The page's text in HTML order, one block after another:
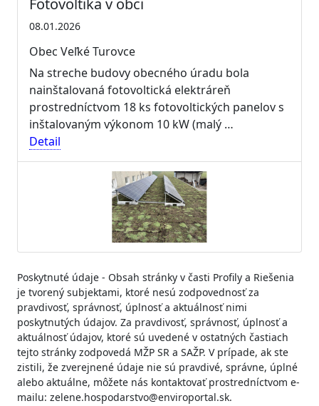
Fotovoltika v obci
08.01.2026
Obec Veľké Turovce
Na streche budovy obecného úradu bola
nainštalovaná fotovoltická elektráreň
prostredníctvom 18 ks fotovoltických panelov s
inštalovaným výkonom 10 kW (malý …
Detail
Poskytnuté údaje - Obsah stránky v časti Profily a Riešenia
je tvorený subjektami, ktoré nesú zodpovednosť za
pravdivosť, správnosť, úplnosť a aktuálnosť nimi
poskytnutých údajov. Za pravdivosť, správnosť, úplnosť a
aktuálnosť údajov, ktoré sú uvedené v ostatných častiach
tejto stránky zodpovedá MŽP SR a SAŽP. V prípade, ak ste
zistili, že zverejnené údaje nie sú pravdivé, správne, úplné
alebo aktuálne, môžete nás kontaktovať prostredníctvom e-
mailu: zelene.hospodarstvo@enviroportal.sk.